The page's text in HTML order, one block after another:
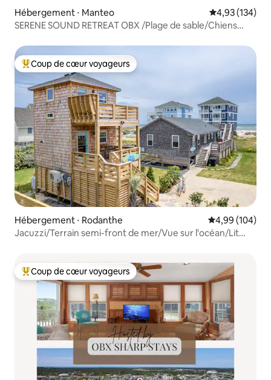
Hébergement ⋅ Manteo Évaluation
4,93 (134)
SERENE SOUND RETREAT OBX /Plage de sable/Chiens
Coups de cœur voyageurs les plus appréciés
Coup de cœur voyageurs
Hébergement ⋅ Rodanthe Évaluation
4,99 (104)
Jacuzzi/Terrain semi-front de mer/Vue sur l'océan/Lit
Coups de cœur voyageurs les plus appréciés
Coup de cœur voyageurs